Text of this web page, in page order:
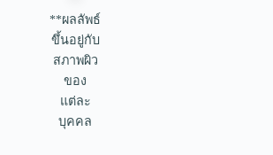
**ผลลัพธ์
ขึ้นอยู่กับ
สภาพผิว
ของ
แต่ละ
บุคคล